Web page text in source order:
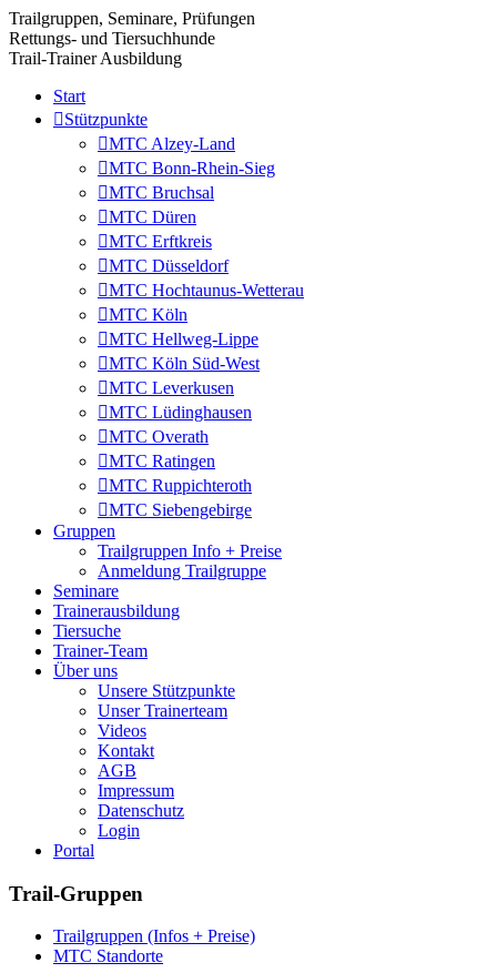
Trailgruppen, Seminare, Prüfungen
Rettungs- und Tiersuchhunde
Trail-Trainer Ausbildung
Start
Stützpunkte
MTC Alzey-Land
MTC Bonn-Rhein-Sieg
MTC Bruchsal
MTC Düren
MTC Erftkreis
MTC Düsseldorf
MTC Hochtaunus-Wetterau
MTC Köln
MTC Hellweg-Lippe
MTC Köln Süd-West
MTC Leverkusen
MTC Lüdinghausen
MTC Overath
MTC Ratingen
MTC Ruppichteroth
MTC Siebengebirge
Gruppen
Trailgruppen Info + Preise
Anmeldung Trailgruppe
Seminare
Trainerausbildung
Tiersuche
Trainer-Team
Über uns
Unsere Stützpunkte
Unser Trainerteam
Videos
Kontakt
AGB
Impressum
Datenschutz
Login
Portal
Trail-Gruppen
Trailgruppen (Infos + Preise)
MTC Standorte